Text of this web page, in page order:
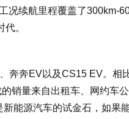
况续航里程覆盖了300km-
。
奔EV以及CS15 EV。相比
销量来自出租车、网约车
能源汽车的试金石，如果